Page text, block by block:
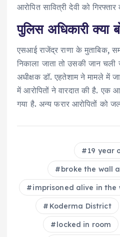
आरोपित सावित्री देवी को
पुलिस अधिकारी क्या
एसआई राजेंद्र राणा के मुताबिक,
निकाला जाता तो उसकी जान
अधीक्षक डॉ. एहतेशाम ने मामले में
में आरोपितों ने वारदात की है. एक
गया है. अन्य फरार आरोपितों को
19 year
broke the wall
imprisoned alive in the
Koderma District
locked in room